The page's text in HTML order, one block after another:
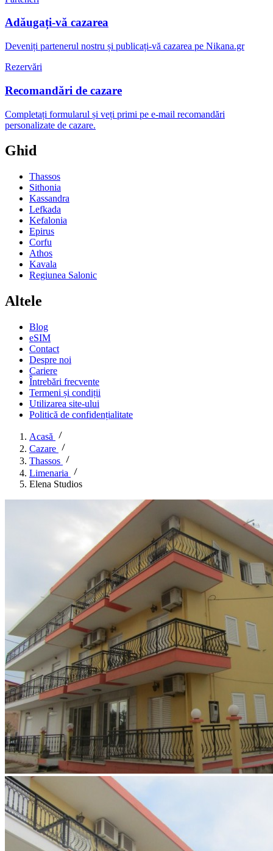
Adăugați-vă cazarea
Deveniți partenerul nostru și publicați-vă cazarea pe Nikana.gr
Rezervări
Recomandări de cazare
Completați formularul și veți primi pe e-mail recomandări
personalizate de cazare.
Ghid
Thassos
Sithonia
Kassandra
Lefkada
Kefalonia
Epirus
Corfu
Athos
Kavala
Regiunea Salonic
Altele
Blog
eSIM
Contact
Despre noi
Cariere
Întrebări frecvente
Termeni și condiții
Utilizarea site-ului
Politică de confidențialitate
Acasă
Cazare
Thassos
Limenaria
Elena Studios